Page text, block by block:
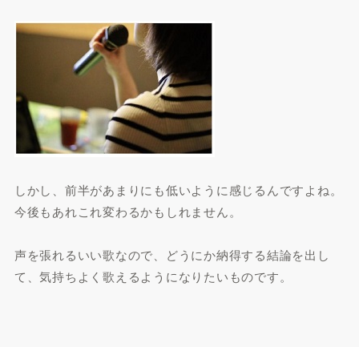
しかし、前半があまりにも低いように感じるんですよね。
今後もあれこれ変わるかもしれません。
声を張れるいい歌なので、どうにか納得する結論を出し
て、気持ちよく歌えるようになりたいものです。